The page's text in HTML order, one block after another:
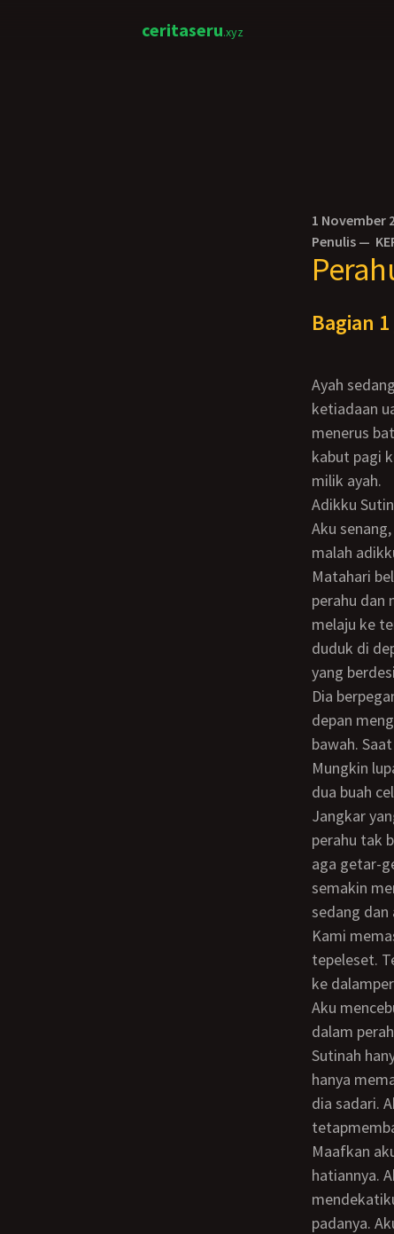
ceritaseru.xyz
1 November
Penulis —
Bagian 1
Ayah sedang sakit. Ibu menjaganya di rumah. Tidak dibawa ke rumah sakit, karen
ketiadaan
menerus
kabut pagi
milik ayah.
Adikku Sutinah, mulai besok libur sekolah. Dia kelas 1 SMP, tak lagi naik ke kelas 2.
Aku
malah
Matahari belum muncul. Angin masih berhembus ke laut. Kami cepat-cepat naik
perahu dan
melaju ke
duduk di
yang
Dia berpegangan kuat ke dinding perahu dengan kedu tangannya. Tiba-tiba ombak di
depan
bawah.
Mungkin
dua buah
Jangkar yang terbuat dari sepotong besi yang melengkung, kami jatuhkan, agar
perahu tak
aga getar-
semakin
sedang dan
Kami memasukkannya ke dala perut perahu. Saat mengangkat yang terakhir, Sutinah
tepeleset.
ke
Aku
dalam
Sutinah hanya memakai baju kaos tipis dan tidak juga memakai beha. Selama ini dia
hanya
dia sadari.
Maafkan aku, Mas, katanya ketakutan. Dia takut aku marah, karena ketidakhati-
hatiannya.
padanya.